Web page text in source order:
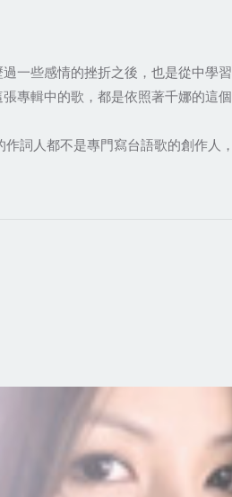
一些感情的挫折之後，也是從中學
專輯中的歌，都是依照著千娜的這
詞人都不是專門寫台語歌的創作人